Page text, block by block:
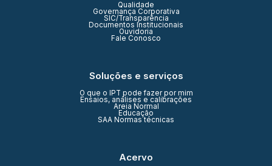
Qualidade
Governança Corporativa
SIC/Transparência
Documentos Institucionais
Ouvidoria
Fale Conosco
Soluções e serviços
O que o IPT pode fazer por mim
Ensaios, análises e calibrações
Areia Normal
Educação
SAA Normas técnicas
Acervo